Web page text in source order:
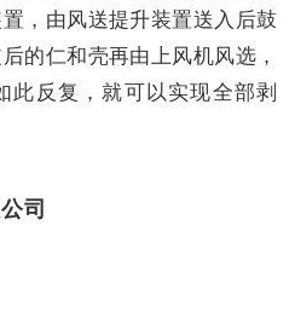
，由风送提升装置送入后鼓
的仁和壳再由上风机风选，
此反复，就可以实现全部剥
司